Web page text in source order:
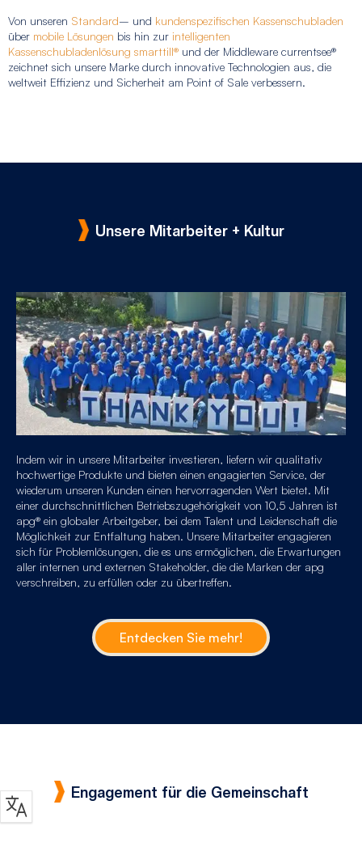
Von unseren Standard– und kundenspezifischen Kassenschubladen
über mobile Lösungen bis hin zur intelligenten
Kassenschubladenlösung smarttill® und der Middleware currentsee®
zeichnet sich unsere Marke durch innovative Technologien aus, die
weltweit Effizienz und Sicherheit am Point of Sale verbessern.
Unsere Mitarbeiter + Kultur
Indem wir in unsere Mitarbeiter investieren, liefern wir qualitativ
hochwertige Produkte und bieten einen engagierten Service, der
wiederum unseren Kunden einen hervorragenden Wert bietet. Mit
einer durchschnittlichen Betriebszugehörigkeit von 10,5 Jahren ist
apg® ein globaler Arbeitgeber, bei dem Talent und Leidenschaft die
Möglichkeit zur Entfaltung haben. Unsere Mitarbeiter engagieren
sich für Problemlösungen, die es uns ermöglichen, die Erwartungen
aller internen und externen Stakeholder, die die Marken der apg
verschreiben, zu erfüllen oder zu übertreffen.
Entdecken Sie mehr!
Engagement für die Gemeinschaft